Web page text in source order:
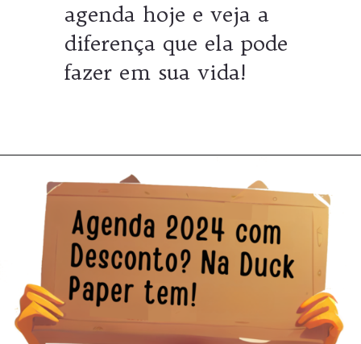
agenda hoje e veja a
diferença que ela pode
fazer em sua vida!